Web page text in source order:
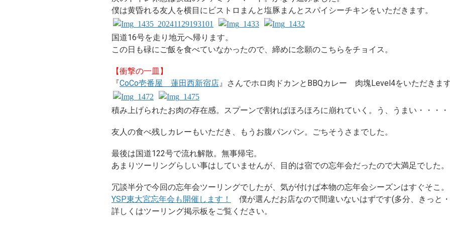
僕は黄昏れる友人を横目にビストロまんと塩豚まんとスパイシーチキンをいただきます。
国道16号を走り地元へ帰ります。
この日も碌にご飯を食べていなかったので、締めに念願のこちらをチョイス。
【衝撃の一皿】
『CoCo壱番屋 蓮田西新宿店 』さんでホロ肉ドカンとBBQカレー 肉塊Level4をいただきます
積み上げられたお肉の存在感。スプーンで割ればほろほろに崩れていく。う、うまい・・・・
友人の食べ残しカレーもいただき、もうお腹パンパン。ごちそうさまでした。
最後は国道122号で流れ解散。無事帰宅。
あまりツーリングらしい事はしていませんが、目的は宿での忘年会だったので大満足でした。
冗談半分で今回の忘年会ツーリングでしたが、気が付けば本物の忘年会シーズンはすぐそこ。
YSP東大宮忘年会も開催します！
僕が選んだお店なので間違いないはずです(多分、きっと
詳しくはツーリング掲示板をご覧ください。